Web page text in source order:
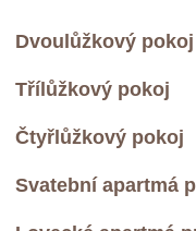
Dvoulůžkový pokoj
Třílůžkový pokoj
Čtyřlůžkový pokoj
Svatební apartmá